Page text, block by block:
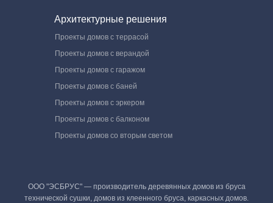
Архитектурные решения
Проекты домов с террасой
Проекты домов с верандой
Проекты домов с гаражом
Проекты домов с баней
Проекты домов с эркером
Проекты домов с балконом
Проекты домов со вторым светом
ООО "ЭСБРУС" — производитель деревянных домов из бруса
технической сушки, домов из клеенного бруса, каркасных домов.